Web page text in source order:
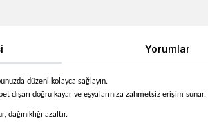
Yorumlar
düzeni kolayca sağlayın.
dışarı doğru kayar ve eşyalarınıza zahmetsiz erişim sunar.
, dağınıklığı azaltır.